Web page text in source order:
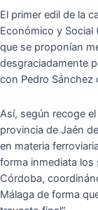
El primer edil de la
Económico y Social
que se proponían
desgraciadamente
con Pedro Sánchez
Así, según recoge
provincia de Jaén
en materia
forma inmediata los
Córdoba,
Málaga de forma